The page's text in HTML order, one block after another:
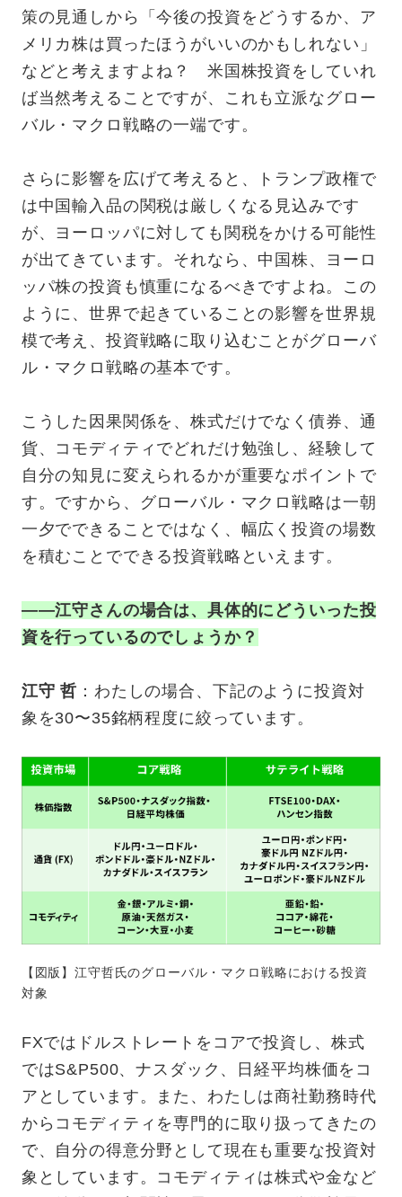
策の見通しから「今後の投資をどうするか、ア
メリカ株は買ったほうがいいのかもしれない」
などと考えますよね？ 米国株投資をしていれ
ば当然考えることですが、これも立派なグロー
バル・マクロ戦略の一端です。
さらに影響を広げて考えると、トランプ政権で
は中国輸入品の関税は厳しくなる見込みです
が、ヨーロッパに対しても関税をかける可能性
が出てきています。それなら、中国株、ヨーロ
ッパ株の投資も慎重になるべきですよね。この
ように、世界で起きていることの影響を世界規
模で考え、投資戦略に取り込むことがグローバ
ル・マクロ戦略の基本です。
こうした因果関係を、株式だけでなく債券、通
貨、コモディティでどれだけ勉強し、経験して
自分の知見に変えられるかが重要なポイントで
す。ですから、グローバル・マクロ戦略は一朝
一夕でできることではなく、幅広く投資の場数
を積むことでできる投資戦略といえます。
——江守さんの場合は、具体的にどういった投
資を行っているのでしょうか？
江守 哲 ：わたしの場合、下記のように投資対
象を30〜35銘柄程度に絞っています。
【図版】江守哲氏のグローバル・マクロ戦略における投資
対象
FXではドルストレートをコアで投資し、株式
ではS&P500、ナスダック、日経平均株価をコ
アとしています。また、わたしは商社勤務時代
からコモディティを専門的に取り扱ってきたの
で、自分の得意分野として現在も重要な投資対
象としています。コモディティは株式や金など